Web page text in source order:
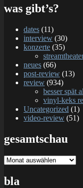
was gibt’s?
dates (11)
interview (30)
konzerte (35)
neues (66)
post-review (13)
review (934)
besser spät
vinyl-keks
Uncategorized (1)
video-review (51)
gesamtschau
gesamtschau
bla